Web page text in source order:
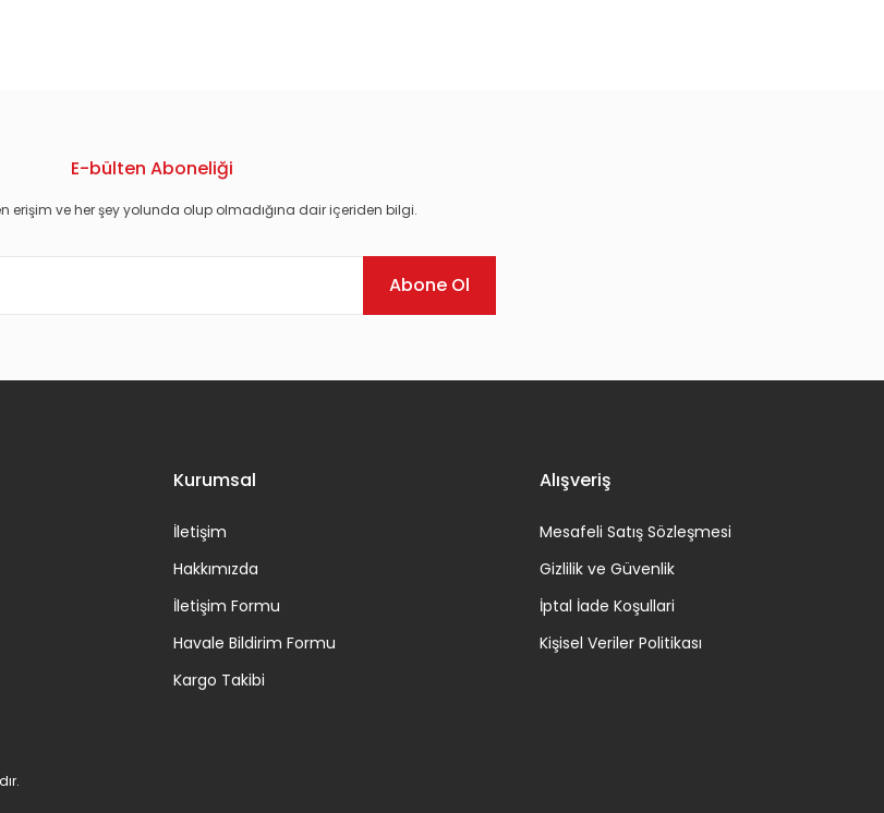
E-bülten Aboneliği
erişim ve her şey yolunda olup olmadığına dair içeriden bilgi.
Abone Ol
Kurumsal
İletişim
Hakkımızda
İletişim Formu
Havale Bildirim Formu
Kargo Takibi
Alışveriş
Mesafeli Satış Sözleşmesi
Gizlilik ve Güvenlik
İptal İade Koşullari
Kişisel Veriler Politikası